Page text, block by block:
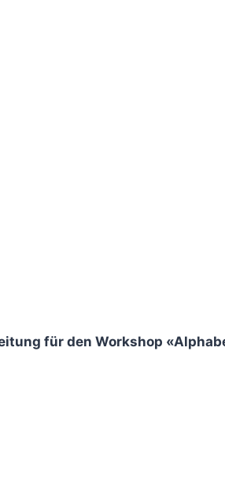
für den Workshop